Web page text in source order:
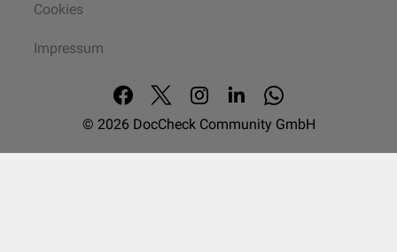
Cookies
Impressum
© 2026 DocCheck Community GmbH